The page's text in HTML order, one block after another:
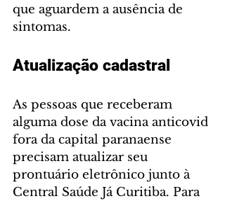
que aguardem a ausência de
sintomas.
Atualização cadastral
As pessoas que receberam
alguma dose da vacina anticovid
fora da capital paranaense
precisam atualizar seu
prontuário eletrônico junto à
Central Saúde Já Curitiba. Para